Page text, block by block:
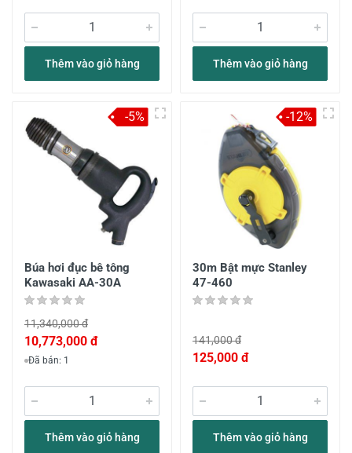
Thêm vào giỏ hàng Thêm vào giỏ hàng
Búa hơi đục bê tông
Kawasaki AA-30A
11,340,000 đ
10,773,000 đ
Đã bán: 1
Thêm vào giỏ hàng
-5%
30m Bật mực Stanley
47-460
141,000 đ
125,000 đ
Thêm vào giỏ hàng
-12%